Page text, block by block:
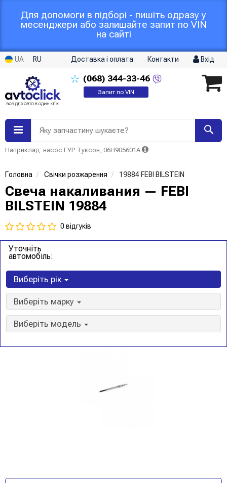
Для допомоги в підборі - пишіть одразу у
месенджери або залишайте запит по VIN
на сайті
UA RU Доставка і оплата Контакти Вхід
(068) 344-33-46
Запит по VIN
Яку запчастину шукаєте?
Наприклад: насос ГУР Туксон, 06H905601A
Головна Свічки розжарення 19884 FEBI BILSTEIN
Свеча накаливания — FEBI
BILSTEIN 19884
0 відгуків
Уточніть
автомобіль:
Виберіть рік
Виберіть марку
Виберіть модель